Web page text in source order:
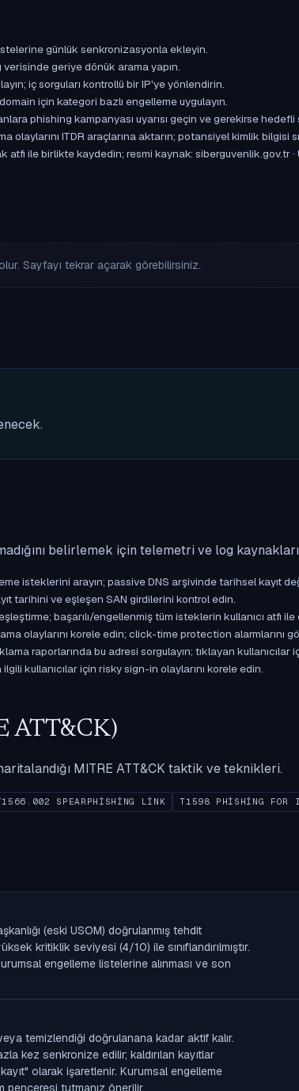
günlük senkronizasyonla ekleyin.
geriye dönük arama yapın.
iç sorguları kontrollü bir IP'ye yönlendirin.
için kategori bazlı engelleme uygulayın.
phishing kampanyası uyarısı geçin ve gerekirse
ITDR araçlarına aktarın; potansiyel kimlik bilgisi
ile birlikte kaydedin; resmi kaynak: siberguvenlik.gov.tr
Sayfayı tekrar açarak görebilirsiniz.
belirlemek için telemetri ve log
isteklerini arayın; passive DNS arşivinde tarihsel kayıt
tarihini ve eşleşen SAN girdilerini kontrol edin.
başarılı/engellenmiş tüm isteklerin kullanıcı atfı ile
olaylarını korele edin; click-time protection alarmlarını
raporlarında bu adresi sorgulayın; tıklayan kullanıcılar
kullanıcılar için risky sign-in olaylarını korele edin.
ATT&CK)
MITRE ATT&CK taktik ve teknikleri.
SPEARPHISHING LINK T1598 PHISHING FOR
(eski USOM) doğrulanmış tehdit
kritiklik seviyesi (4/10) ile sınıflandırılmıştır.
engelleme listelerine alınması ve son
temizlendiği doğrulanana kadar aktif kalır.
kez senkronize edilir; kaldırılan kayıtlar
olarak işaretlenir. Kurumsal engelleme
penceresi tutmanız önerilir.